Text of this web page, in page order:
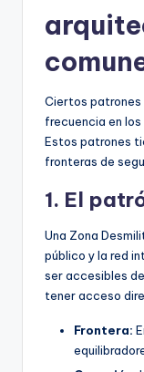
Ciertos
frecuencia en
Estos patrones
fronteras de
1. El
Una Zona
público y la red
ser accesibles
tener acceso
Frontera: